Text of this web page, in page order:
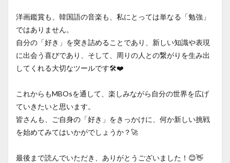
洋画鑑賞も、韓国語の音楽も、私にとっては単なる「勉強」
ではありません。
自分の「好き」を突き詰めることであり、新しい知識や表現
に出会う喜びであり、そして、周りの人との繋がりを生み出
してくれる大切なツールです🛠️❤️
これからもMBOsを通して、楽しみながら自分の世界を広げ
ていきたいと思います。
皆さんも、ご自身の「好き」をきっかけに、何か新しい挑戦
を始めてみてはいかがでしょうか？🚀
最後まで読んでいただき、ありがとうございました！😊👋